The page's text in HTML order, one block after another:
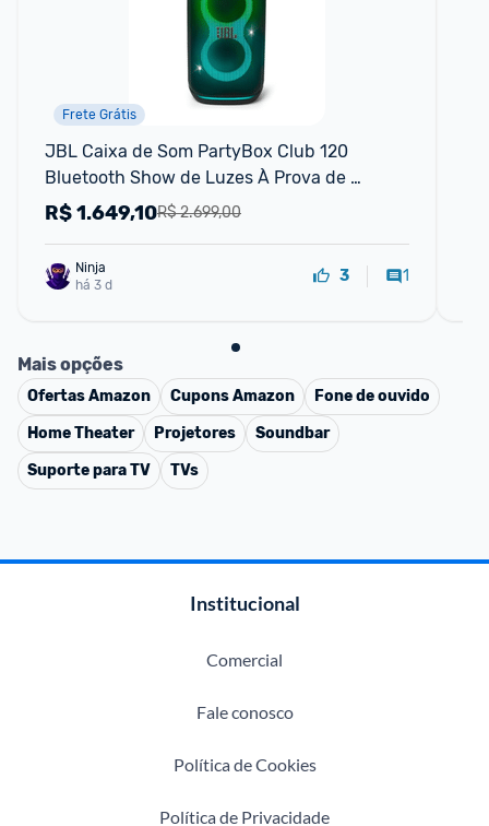
Frete Grátis
JBL Caixa de Som PartyBox Club 120
Bluetooth Show de Luzes À Prova de
Respingos - 160W RMS
R$ 2.699,00
R$1.649,10
há 3 d
3 1
Mais opções
OfertasAmazon CuponsAmazon
Fone de ouvido
Home Theater
Projetores
Soundbar
Suporte para TV
TVs
Institucional
Comercial
Fale conosco
Política de Cookies
Política de Privacidade